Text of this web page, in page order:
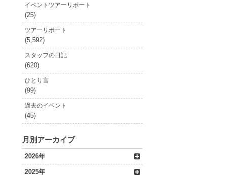
イベントツアーリポート
(25)
ツアーリポート
(5,592)
スタッフの日記
(620)
ひとり言
(99)
過去のイベント
(45)
月別アーカイブ
2026年
2025年